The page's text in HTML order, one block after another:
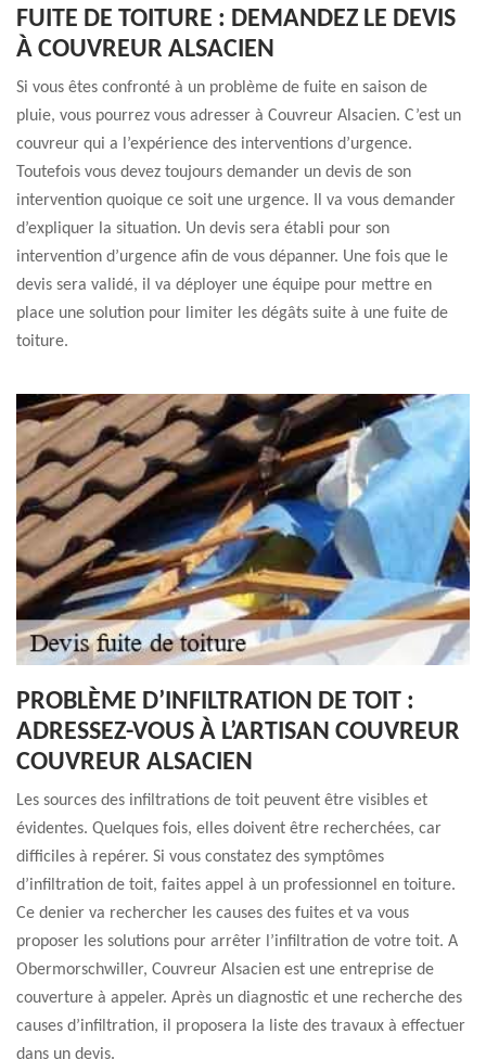
FUITE DE TOITURE : DEMANDEZ LE DEVIS
À COUVREUR ALSACIEN
Si vous êtes confronté à un problème de fuite en saison de
pluie, vous pourrez vous adresser à Couvreur Alsacien. C’est un
couvreur qui a l’expérience des interventions d’urgence.
Toutefois vous devez toujours demander un devis de son
intervention quoique ce soit une urgence. Il va vous demander
d’expliquer la situation. Un devis sera établi pour son
intervention d’urgence afin de vous dépanner. Une fois que le
devis sera validé, il va déployer une équipe pour mettre en
place une solution pour limiter les dégâts suite à une fuite de
toiture.
PROBLÈME D’INFILTRATION DE TOIT :
ADRESSEZ-VOUS À L’ARTISAN COUVREUR
COUVREUR ALSACIEN
Les sources des infiltrations de toit peuvent être visibles et
évidentes. Quelques fois, elles doivent être recherchées, car
difficiles à repérer. Si vous constatez des symptômes
d’infiltration de toit, faites appel à un professionnel en toiture.
Ce denier va rechercher les causes des fuites et va vous
proposer les solutions pour arrêter l’infiltration de votre toit. A
Obermorschwiller, Couvreur Alsacien est une entreprise de
couverture à appeler. Après un diagnostic et une recherche des
causes d’infiltration, il proposera la liste des travaux à effectuer
dans un devis.